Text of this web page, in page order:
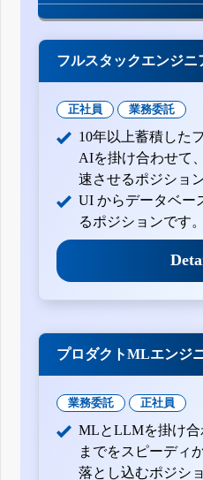
フルスタックエンジニ
正社員 業務委託
10年以上蓄積した
AIを掛け合わせて
速させるポジショ
UI からデータベー
るポジションです。
プロダクトMLエンジ
業務委託 正社員
MLとLLMを掛け合
までをスピーディ
落とし込むポジシ